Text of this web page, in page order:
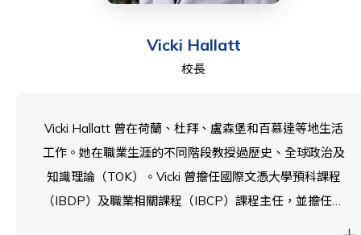
Vicki Hallatt
校長
Vicki Hallatt 曾在荷蘭、杜拜、盧森堡和百慕達等地生活
工作。她在職業生涯的不同階段教授過歷史、全球政治及
知識理論（TOK）。Vicki 曾擔任國際文憑大學預科課程
（IBDP）及職業相關課程（IBCP）課程主任，並擔任多